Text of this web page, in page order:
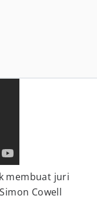
membuat juri
Cowell